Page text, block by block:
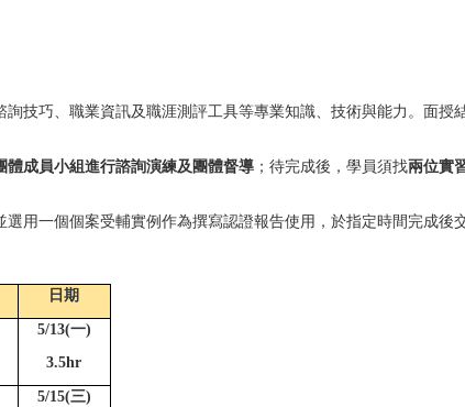
技巧、職業資訊及職涯測評工具等專業知識、技術與能力。面授
體成員小組進行諮詢演練及團體督導 ；待完成後，學員須找兩位實
用一個個案受輔實例作為撰寫認證報告使用，於指定時間完成後
日期
5/13(一)
3.5hr
5/15(三)